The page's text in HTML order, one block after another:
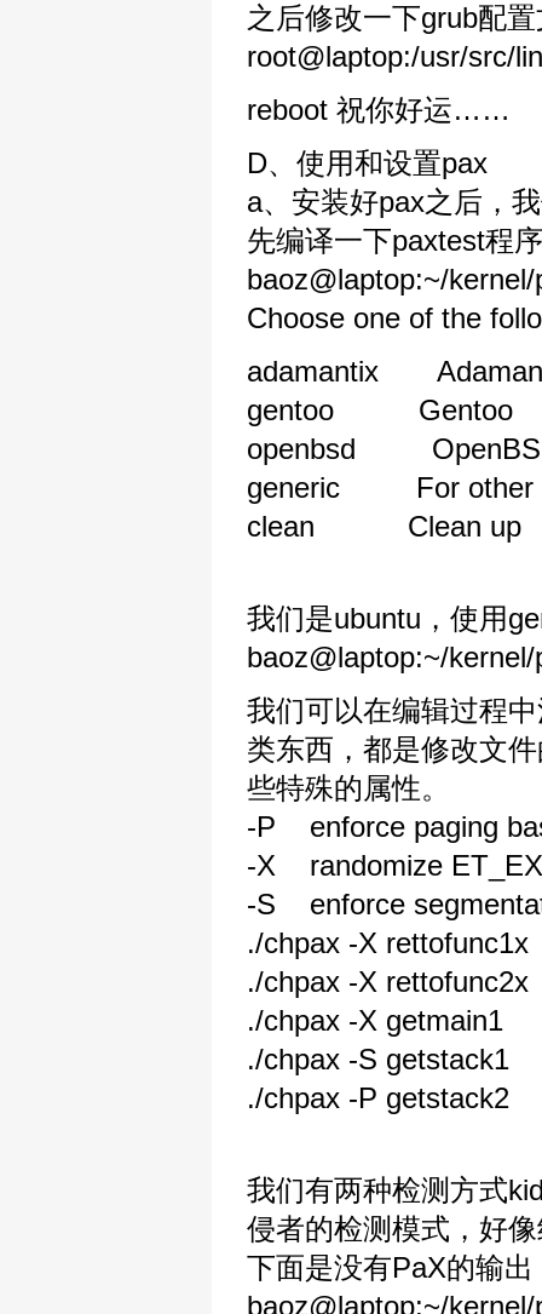
之后修改一下grub配
root@laptop:/usr/src/
reboot 祝你好运……
D、使用和设置pax
a、安装好pax之后，
先编译一下paxtest程
baoz@laptop:~/
Choose one of the
adamantix
gentoo Gentoo
openbsd
generic For other
clean Clean up
我们是ubuntu，使用
baoz@laptop:~/
我们可以在编辑过程
类东西，都是修改文
些特殊的属性。
-P enforce paging
-X randomize
-S enforce
./chpax -X rettofunc1x
./chpax -X rettofunc2x
./chpax -X getmain1
./chpax -S getstack1
./chpax -P getstack2
我们有两种检测方式
侵者的检测模式，好
下面是没有PaX的输
baoz@laptop:~/